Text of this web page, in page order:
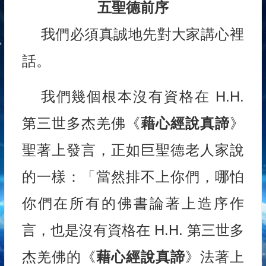
五聖德前序
我們必須真誠地先對大家講心裡
話。
我們幾個根本沒有資格在 H.H.
第三世多杰羌佛《藉心經說真諦》
聖著上發言，正如巨聖德老人家說
的一樣：「當然排不上你們，哪怕
你們在所有的佛書論著上造序作
言，也是沒有資格在 H.H. 第三世多
杰羌佛的《藉心經說真諦》法著上